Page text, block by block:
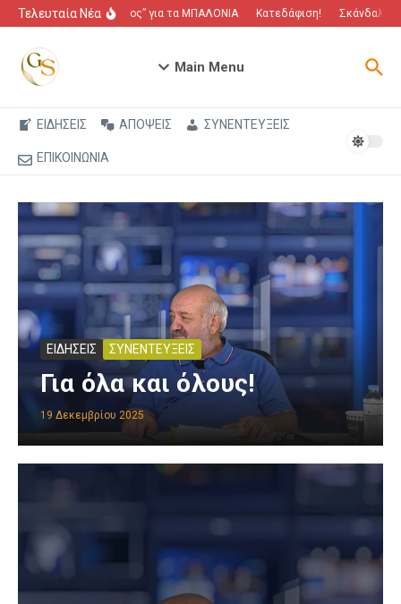
Μετάβαση στο περιεχόμενο
Τελευταία Νέα“Πόλεμος” για τα ΜΠΑΛΟΝΙΑ Κατεδάφιση! Σκάνδαλο
Main Menu
ΕΙΔΗΣΕΙΣ ΑΠΟΨΕΙΣ ΣΥΝΕΝΤΕΥΞΕΙΣ
ΕΠΙΚΟΙΝΩΝΙΑ
ΕΙΔΗΣΕΙΣ ΣΥΝΕΝΤΕΥΞΕΙΣ
Για όλα και όλους!
19 Δεκεμβρίου 2025